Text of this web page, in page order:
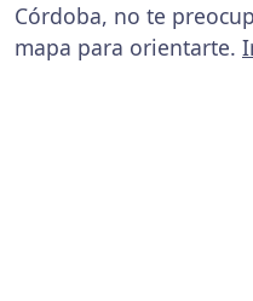
Córdoba, no te
mapa para orientarte.